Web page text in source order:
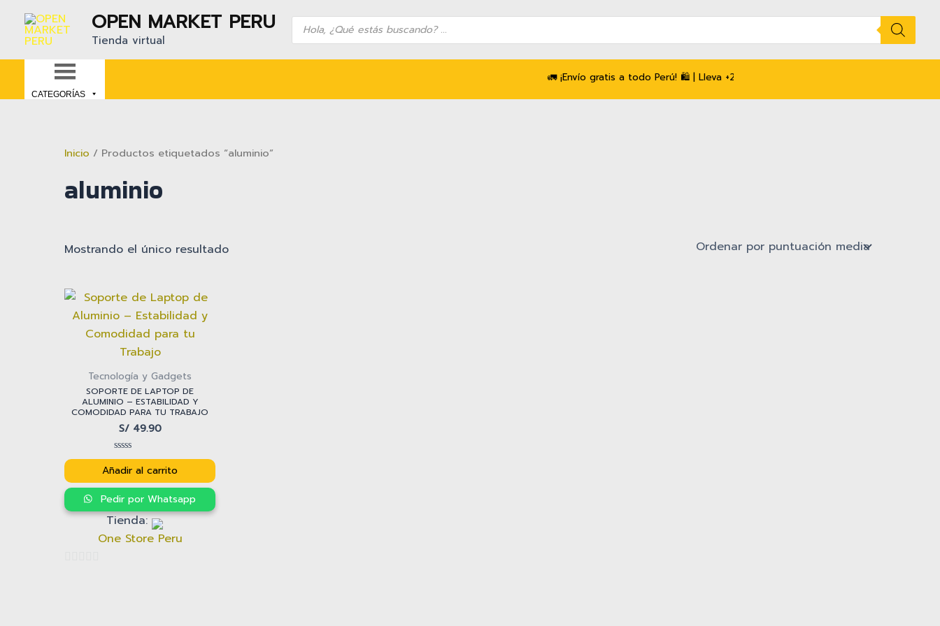
contenido
OPEN MARKET PERU
Tienda virtual
Búsqueda
de
CATEGORÍAS
🚛 ¡Envío gratis a todo Perú! 🛍️ | Lleva +2und y recibe descuento. 💸 | 📲 Habla con
Inicio / Productos etiquetados “aluminio”
aluminio
Mostrando el único resultado
Tecnología y Gadgets
SOPORTE DE LAPTOP DE
ALUMINIO – ESTABILIDAD Y
COMODIDAD PARA TU TRABAJO
S/49.90
Valorado
con
0
de
5
Añadir al carrito
Pedir por Whatsapp
Tienda:
One Store Peru